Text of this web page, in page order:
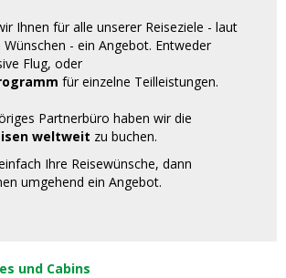
Ihnen für alle unserer Reiseziele - laut
Wünschen - ein Angebot. Entweder
Flug, oder
für einzelne Teilleistungen.
Partnerbüro haben wir die
weltweit zu buchen.
Ihre Reisewünsche, dann
umgehend ein Angebot.
und Cabins